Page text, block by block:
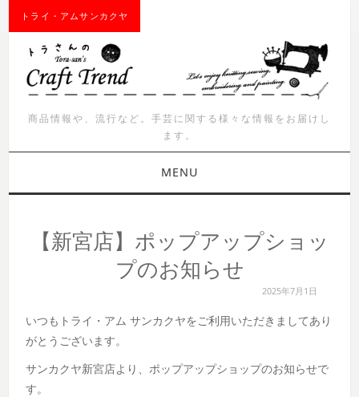
トライ・アムサンカクヤ
商品情報や、流行など。手芸に関する様々な情報をお届けし
ます。
MENU
商品紹介
ワークショップ
【新宮店】ポップアップショッ
プのお知らせ
2025年7月1日
いつもトライ・アム サンカクヤをご利用いただきましてあり
がとうございます。
サンカクヤ新宮店より、ポップアップショップのお知らせで
す。